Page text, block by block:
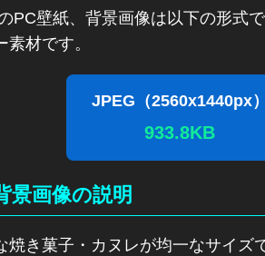
PC壁紙、背景画像は以下の形式
材です。
JPEG（2560x1440px）
933.8KB
景画像の説明
焼き菓子・カヌレが均一なサイズ